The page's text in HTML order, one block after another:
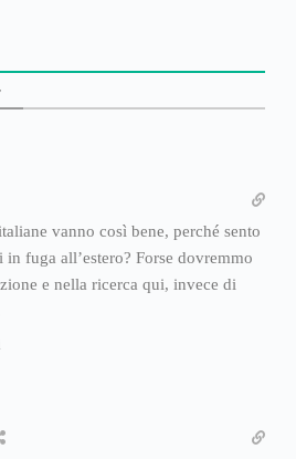
vanno così bene, perché sento
fuga all’estero? Forse dovremmo
e nella ricerca qui, invece di